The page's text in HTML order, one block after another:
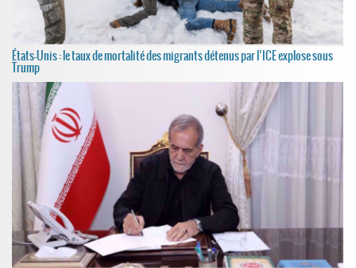
États-Unis : le taux de mortalité des migrants détenus par l’ICE explose sous
Trump